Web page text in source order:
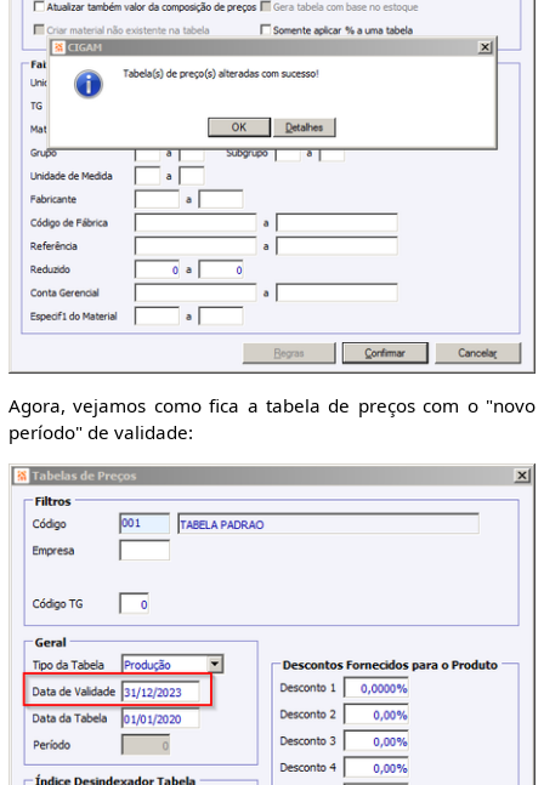
Agora, vejamos como fica a tabela de preços com o "novo
período" de validade: